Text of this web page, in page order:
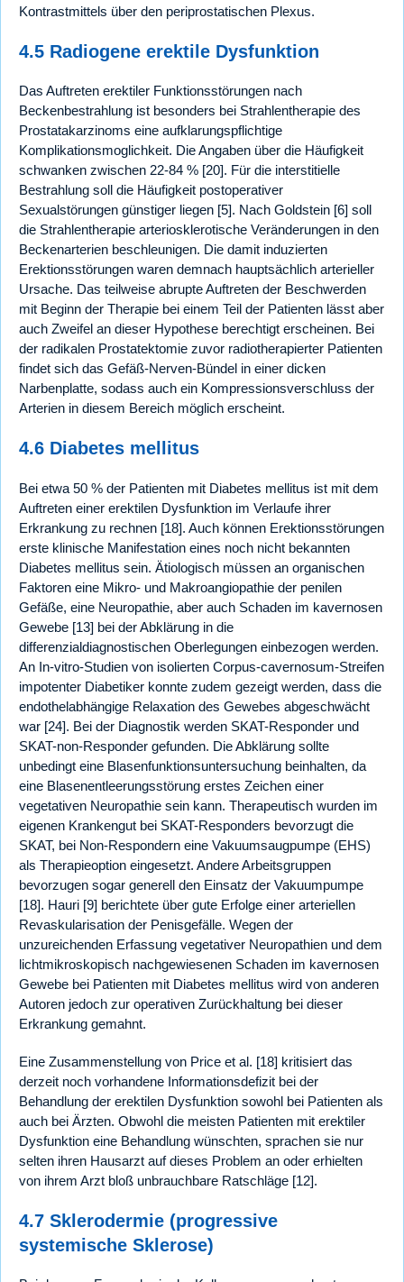
Kontrastmittels über den periprostatischen Plexus.
4.5 Radiogene erektile Dysfunktion
Das Auftreten erektiler Funktionsstörungen nach
Beckenbestrahlung ist besonders bei Strahlentherapie des
Prostatakarzinoms eine aufklarungspflichtige
Komplikationsmoglichkeit. Die Angaben über die Häufigkeit
schwanken zwischen 22-84 % [20]. Für die interstitielle
Bestrahlung soll die Häufigkeit postoperativer
Sexualstörungen günstiger liegen [5]. Nach Goldstein [6] soll
die Strahlentherapie arteriosklerotische Veränderungen in den
Beckenarterien beschleunigen. Die damit induzierten
Erektionsstörungen waren demnach hauptsächlich arterieller
Ursache. Das teilweise abrupte Auftreten der Beschwerden
mit Beginn der Therapie bei einem Teil der Patienten lässt aber
auch Zweifel an dieser Hypothese berechtigt erscheinen. Bei
der radikalen Prostatektomie zuvor radiotherapierter Patienten
findet sich das Gefäß-Nerven-Bündel in einer dicken
Narbenplatte, sodass auch ein Kompressionsverschluss der
Arterien in diesem Bereich möglich erscheint.
4.6 Diabetes mellitus
Bei etwa 50 % der Patienten mit Diabetes mellitus ist mit dem
Auftreten einer erektilen Dysfunktion im Verlaufe ihrer
Erkrankung zu rechnen [18]. Auch können Erektionsstörungen
erste klinische Manifestation eines noch nicht bekannten
Diabetes mellitus sein. Ätiologisch müssen an organischen
Faktoren eine Mikro- und Makroangiopathie der penilen
Gefäße, eine Neuropathie, aber auch Schaden im kavernosen
Gewebe [13] bei der Abklärung in die
differenzialdiagnostischen Oberlegungen einbezogen werden.
An In-vitro-Studien von isolierten Corpus-cavernosum-Streifen
impotenter Diabetiker konnte zudem gezeigt werden, dass die
endothelabhängige Relaxation des Gewebes abgeschwächt
war [24]. Bei der Diagnostik werden SKAT-Responder und
SKAT-non-Responder gefunden. Die Abklärung sollte
unbedingt eine Blasenfunktionsuntersuchung beinhalten, da
eine Blasenentleerungsstörung erstes Zeichen einer
vegetativen Neuropathie sein kann. Therapeutisch wurden im
eigenen Krankengut bei SKAT-Responders bevorzugt die
SKAT, bei Non-Respondern eine Vakuumsaugpumpe (EHS)
als Therapieoption eingesetzt. Andere Arbeitsgruppen
bevorzugen sogar generell den Einsatz der Vakuumpumpe
[18]. Hauri [9] berichtete über gute Erfolge einer arteriellen
Revaskularisation der Penisgefälle. Wegen der
unzureichenden Erfassung vegetativer Neuropathien und dem
lichtmikroskopisch nachgewiesenen Schaden im kavernosen
Gewebe bei Patienten mit Diabetes mellitus wird von anderen
Autoren jedoch zur operativen Zurückhaltung bei dieser
Erkrankung gemahnt.
Eine Zusammenstellung von Price et al. [18] kritisiert das
derzeit noch vorhandene Informationsdefizit bei der
Behandlung der erektilen Dysfunktion sowohl bei Patienten als
auch bei Ärzten. Obwohl die meisten Patienten mit erektiler
Dysfunktion eine Behandlung wünschten, sprachen sie nur
selten ihren Hausarzt auf dieses Problem an oder erhielten
von ihrem Arzt bloß unbrauchbare Ratschläge [12].
4.7 Sklerodermie (progressive
systemische Sklerose)